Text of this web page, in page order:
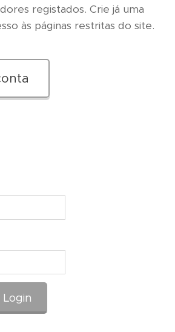
registados. Crie já uma
às páginas restritas do site.
Login